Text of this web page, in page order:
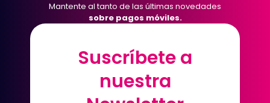
Mantente al tanto de las últimas novedades
sobre pagos móviles.
Suscríbete a
nuestra
Suscríbete a
nuestra